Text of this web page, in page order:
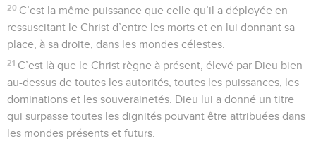
20 C’est la même puissance que celle qu’il a déployée en
ressuscitant le Christ d’entre les morts et en lui donnant sa
place, à sa droite, dans les mondes célestes.
21 C’est là que le Christ règne à présent, élevé par Dieu bien
au-dessus de toutes les autorités, toutes les puissances, les
dominations et les souverainetés. Dieu lui a donné un titre
qui surpasse toutes les dignités pouvant être attribuées dans
les mondes présents et futurs.